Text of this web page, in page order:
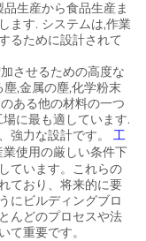
生産から食品生産ま
ます. システムは,作業
るために設計されて
させるための高度な
,金属の塵,化学粉末
ある他の材料の一つ
に最も適しています.
強力な設計です。 工
使用の厳しい条件下
ています。これらの
ており、将来的に要
にビルディングブロ
んどのプロセスや法
て重要です。